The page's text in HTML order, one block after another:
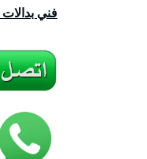
فني بدالات